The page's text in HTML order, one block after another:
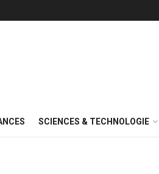
SCIENCES & TECHNOLOGIE